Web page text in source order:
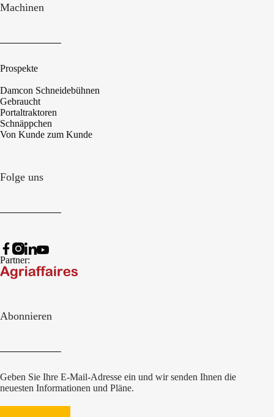
Machinen
Prospekte
Damcon Schneidebühnen
Gebraucht
Portaltraktoren
Schnäppchen
Von Kunde zum Kunde
Folge uns
Partner:
Abonnieren
Geben Sie Ihre E-Mail-Adresse ein und wir senden Ihnen die
neuesten Informationen und Pläne.